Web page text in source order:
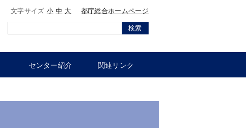
文字サイズ小 中 大 都庁総合ホームページ
検索
センター紹介 関連リンク